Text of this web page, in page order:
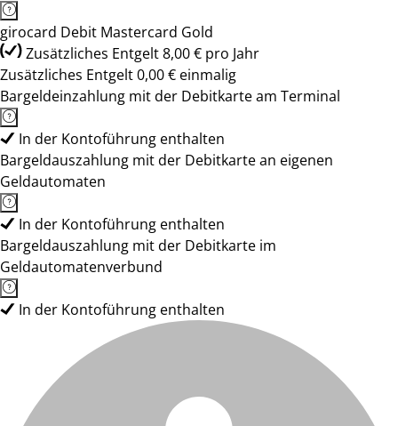
girocard Debit Mastercard Gold
Zusätzliches Entgelt 8,00 € pro Jahr
Zusätzliches Entgelt 0,00 € einmalig
Bargeldeinzahlung mit der Debitkarte am Terminal
In der Kontoführung enthalten
Bargeldauszahlung mit der Debitkarte an eigenen
Geldautomaten
In der Kontoführung enthalten
Bargeldauszahlung mit der Debitkarte im
Geldautomatenverbund
In der Kontoführung enthalten